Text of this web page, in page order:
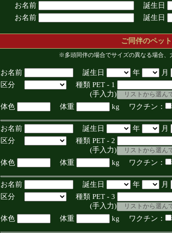
お名前
誕生日
お名前
誕生日
ご同伴のペッ
※多頭同伴の場合でサイズの異なる場合、
お名前 誕生日 年 月
区分
種類 PET - 1
(手入力)
体色
体重 kg ワクチン：
お名前 誕生日 年 月
区分
種類 PET - 2
(手入力)
体色
体重 kg ワクチン：
お名前 誕生日 年 月
区分
種類 PET - 3
(手入力)
体色
体重 kg ワクチン：